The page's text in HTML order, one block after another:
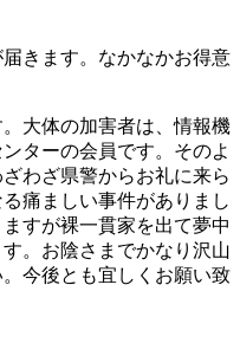
きます。なかなかお得意
大体の加害者は、情報機
ターの会員です。そのよ
わざ県警からお礼に来ら
痛ましい事件がありまし
すが裸一貫家を出て夢中
。お陰さまでかなり沢山
今後とも宜しくお願い致